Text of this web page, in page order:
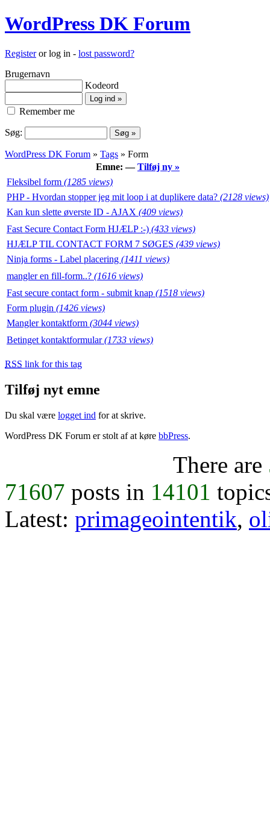
WordPress DK Forum
Registeror log in - lost password?
Brugernavn
Kodeord
Remember me
Søg:
WordPress DK Forum » Tags » Form
Emne: —Tilføj ny »
Fleksibel form (1285 views)
PHP - Hvordan stopper jeg mit loop i at duplikere data? (2128 views)
Kan kun slette øverste ID - AJAX (409 views)
Fast Secure Contact Form HJÆLP :-) (433 views)
HJÆLP TIL CONTACT FORM 7 SØGES (439 views)
Ninja forms - Label placering (1411 views)
mangler en fill-form..? (1616 views)
Fast secure contact form - submit knap (1518 views)
Form plugin (1426 views)
Mangler kontaktform (3044 views)
Betinget kontaktformular(1733 views)
RSS link for this tag
Tilføj nyt emne
Du skal være logget ind for at skrive.
WordPress DK Forum er stolt af at køre bbPress.
There are
71607 posts in 14101
Latest: primageointentik,